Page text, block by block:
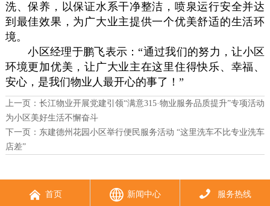
洗、保养，以保证水系干净整洁，喷泉运行安全并达
到最佳效果，为广大业主提供一个优美舒适的生活环
境。
小区经理于鹏飞表示：“通过我们的努力，让小区
环境更加优美，让广大业主在这里住得快乐、幸福、
安心，是我们物业人最开心的事了！”
上一页： 长江物业开展党建引领“满意315·物业服务品质提升”专项活动
为小区美好生活不懈奋斗
下一页： 东建德州花园小区举行便民服务活动 “这里洗车不比专业洗车
店差”
 首页  新闻中心  服务热线